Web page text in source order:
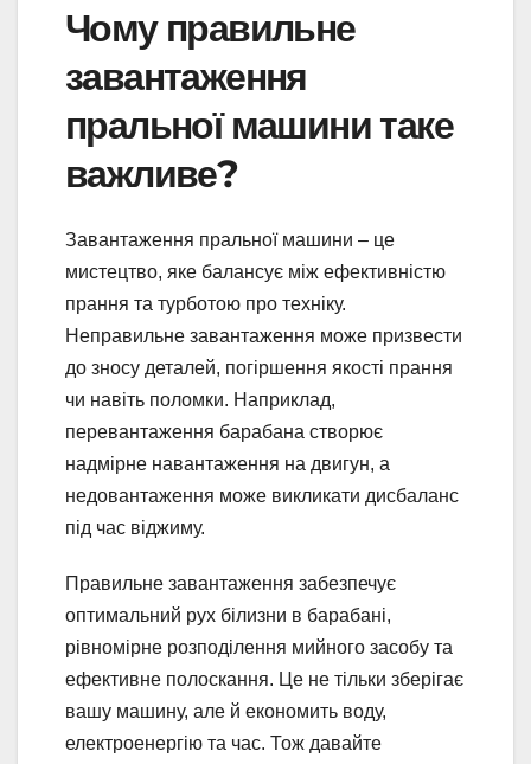
Чому правильне
завантаження
пральної машини таке
важливе?
Завантаження пральної машини – це
мистецтво, яке балансує між ефективністю
прання та турботою про техніку.
Неправильне завантаження може призвести
до зносу деталей, погіршення якості прання
чи навіть поломки. Наприклад,
перевантаження барабана створює
надмірне навантаження на двигун, а
недовантаження може викликати дисбаланс
під час віджиму.
Правильне завантаження забезпечує
оптимальний рух білизни в барабані,
рівномірне розподілення мийного засобу та
ефективне полоскання. Це не тільки зберігає
вашу машину, але й економить воду,
електроенергію та час. Тож давайте